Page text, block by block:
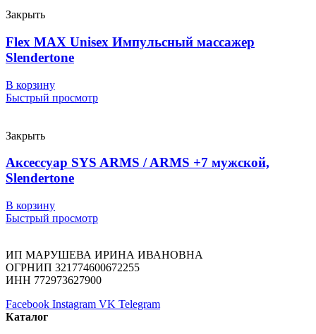
Закрыть
Flex MAX Unisex Импульсный массажер
Slendertone
В корзину
Быстрый просмотр
Закрыть
Аксессуар SYS ARMS / ARMS +7 мужской,
Slendertone
В корзину
Быстрый просмотр
ИП МАРУШЕВА ИРИНА ИВАНОВНА
ОГРНИП 321774600672255
ИНН 772973627900
Facebook Instagram VK Telegram
Каталог